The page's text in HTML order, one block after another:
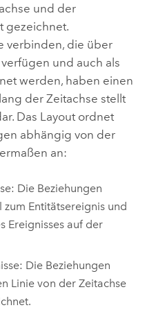
und der
gezeichnet.
verbinden, die über
und auch als
werden, haben einen
der Zeitachse stellt
Das Layout ordnet
abhängig von der
an:
Die Beziehungen
Entitätsereignis und
Ereignisses auf der
Die Beziehungen
Linie von der Zeitachse